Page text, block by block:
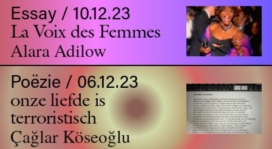
Essay / 10.12.23
La Voix des Femmes
Alara Adilow
Poëzie / 06.12.23
onze liefde is
terroristisch
Çağlar Köseoğlu